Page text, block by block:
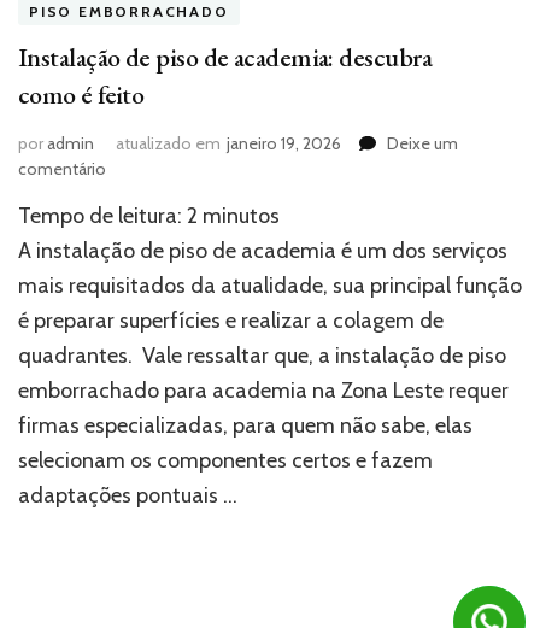
PISO EMBORRACHADO
Instalação de piso de academia: descubra
como é feito
poradmin atualizado em janeiro 19, 2026
Deixe um
comentário
de
piso
de
academia:
descubra
como
é
feito
Tempo de leitura: 2 minutos
A instalação de piso de academia é um dos serviços
mais requisitados da atualidade, sua principal função
é preparar superfícies e realizar a colagem de
quadrantes. Vale ressaltar que, a instalação de piso
emborrachado para academia na Zona Leste requer
firmas especializadas, para quem não sabe, elas
selecionam os componentes certos e fazem
adaptações pontuais …